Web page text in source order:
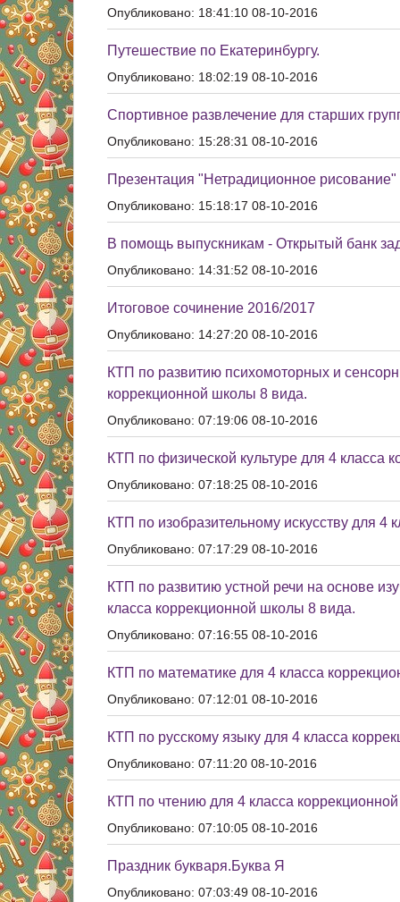
Опубликовано: 18:41:10 08-10-2016
Путешествие по Екатеринбургу.
Опубликовано: 18:02:19 08-10-2016
Спортивное развлечение для старших
Опубликовано: 15:28:31 08-10-2016
Презентация "Нетрадиционное рисование"
Опубликовано: 15:18:17 08-10-2016
В помощь выпускникам - Открытый банк
Опубликовано: 14:31:52 08-10-2016
Итоговое сочинение 2016/2017
Опубликовано: 14:27:20 08-10-2016
КТП по развитию психомоторных и
коррекционной школы 8 вида.
Опубликовано: 07:19:06 08-10-2016
КТП по физической культуре для 4 класса
Опубликовано: 07:18:25 08-10-2016
КТП по изобразительному искусству для 4
Опубликовано: 07:17:29 08-10-2016
КТП по развитию устной речи на основе
класса коррекционной школы 8 вида.
Опубликовано: 07:16:55 08-10-2016
КТП по математике для 4 класса
Опубликовано: 07:12:01 08-10-2016
КТП по русскому языку для 4 класса
Опубликовано: 07:11:20 08-10-2016
КТП по чтению для 4 класса
Опубликовано: 07:10:05 08-10-2016
Праздник букваря.Буква Я
Опубликовано: 07:03:49 08-10-2016